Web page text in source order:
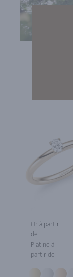
Or à partir
de
Platine à
partir de